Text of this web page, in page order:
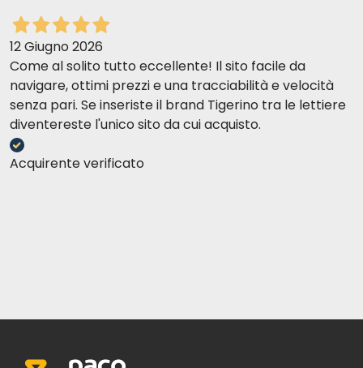
12 Giugno 2026
Come al solito tutto eccellente! Il sito facile da
navigare, ottimi prezzi e una tracciabilità e velocità
senza pari. Se inseriste il brand Tigerino tra le lettiere
diventereste l'unico sito da cui acquisto.
Acquirente verificato